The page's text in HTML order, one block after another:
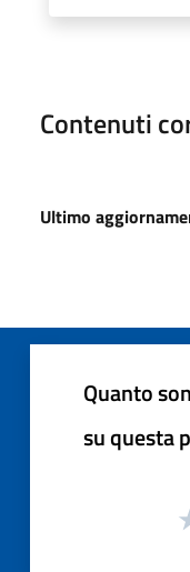
Contenuti
Ultimo
Quanto
su questa